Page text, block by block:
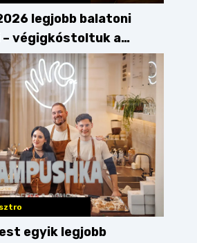
legjobb balatoni
végigkóstoltuk a
egyik legjobb